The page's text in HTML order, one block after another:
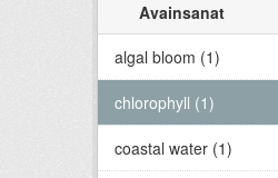
Avainsanat
algal bloom (1)
chlorophyll (1)
coastal water (1)